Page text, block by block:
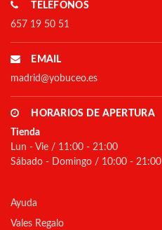
TELÉFONOS
657 19 50 51
EMAIL
madrid@yobuceo.es
HORARIOS DE APERTURA
Tienda
Lun - Vie / 11:00 - 21:00
Sábado - Domingo / 10:00 - 21:00
Ayuda
Vales Regalo